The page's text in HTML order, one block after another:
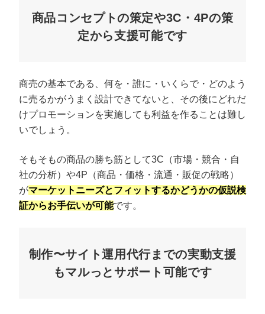
商品コンセプトの策定や3C・4Pの策
定から支援可能です
商売の基本である、何を・誰に・いくらで・どのよう
に売るかがうまく設計できてないと、その後にどれだ
けプロモーションを実施しても利益を作ることは難し
いでしょう。
そもそもの商品の勝ち筋として3C（市場・競合・自
社の分析）や4P（商品・価格・流通・販促の戦略）
がマーケットニーズとフィットするかどうかの仮説検
証からお手伝いが可能です。
制作〜サイト運用代行までの実動支援
もマルっとサポート可能です